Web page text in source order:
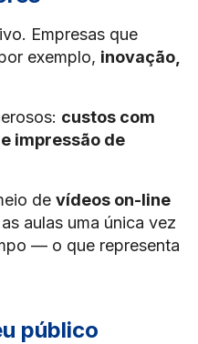
Empresas que
exemplo, inovação,
custos com
impressão de
de vídeos on-line
aulas uma única vez
— o que representa
público